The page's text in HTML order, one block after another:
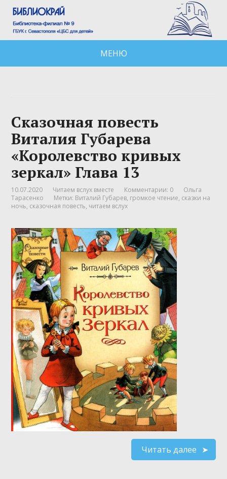
МЕНЮ
Сказочная повесть
Виталия Губарева
«Королевство кривых
зеркал» Глава 13
10.07.2020 Читаем вслух вместе Комментарии: 0
Ольга
Тарасенко
Метки: Виталий Губарев, громкое чтение, сказки на
ночь, сказочная повесть, читаем вслух
Читать далее